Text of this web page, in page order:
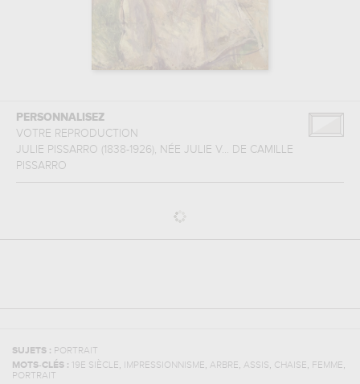
PERSONNALISEZ
VOTRE REPRODUCTION
JULIE PISSARRO (1838-1926), NÉE JULIE V... DE CAMILLE
PISSARRO
SUJETS : PORTRAIT
MOTS-CLÉS :
19E SIÈCLE, IMPRESSIONNISME, ARBRE, ASSIS, CHAISE, FEMME,
PORTRAIT